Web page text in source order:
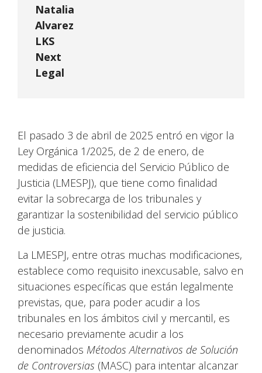
Natalia
Alvarez
LKS
Next
Legal
El pasado 3 de abril de 2025 entró en vigor la
Ley Orgánica 1/2025, de 2 de enero, de
medidas de eficiencia del Servicio Público de
Justicia (LMESPJ), que tiene como finalidad
evitar la sobrecarga de los tribunales y
garantizar la sostenibilidad del servicio público
de justicia.
La LMESPJ, entre otras muchas modificaciones,
establece como requisito inexcusable, salvo en
situaciones específicas que están legalmente
previstas, que, para poder acudir a los
tribunales en los ámbitos civil y mercantil, es
necesario previamente acudir a los
denominados Métodos Alternativos de Solución
de Controversias (MASC) para intentar alcanzar